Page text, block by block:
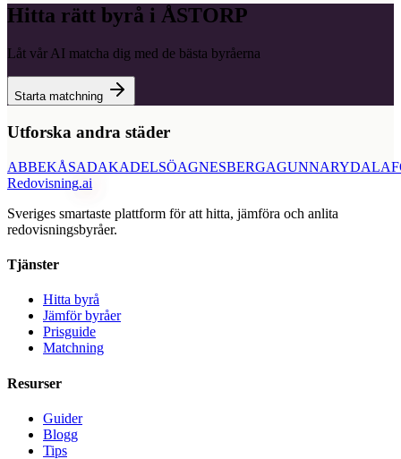
Hitta rätt byrå i ÅSTORP
Låt vår AI matcha dig med de bästa byråerna
Starta matchning
Utforska andra städer
ABBEKÅSADAKADELSÖAGNESBERGAGUNNARYD
Redovisning.ai
Sveriges smartaste plattform för att hitta, jämföra och anlita
redovisningsbyråer.
Tjänster
Hitta byrå
Jämför byråer
Prisguide
Matchning
Resurser
Guider
Blogg
Tips